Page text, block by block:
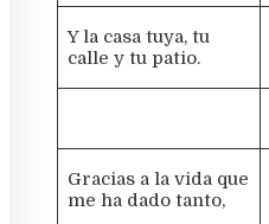
Y la casa tuya, tu
calle y tu patio.
Gracias a la vida que
me ha dado tanto,